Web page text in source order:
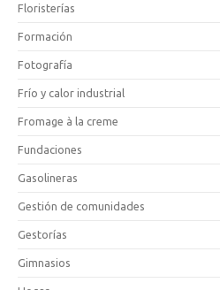
Floristerías
Formación
Fotografía
Frío y calor industrial
Fromage à la creme
Fundaciones
Gasolineras
Gestión de comunidades
Gestorías
Gimnasios